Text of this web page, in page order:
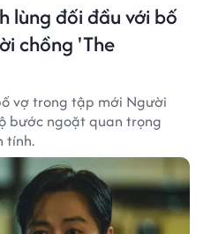
lùng đối đầu với bố
chồng 'The
vợ trong tập mới Người
bước ngoặt quan trọng
tính.